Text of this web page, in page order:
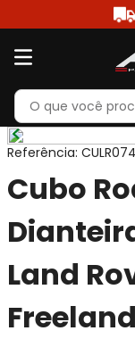
Referência:
Cubo
Land